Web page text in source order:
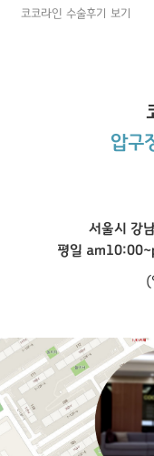
코코라인 수술후기 보기
압구
서울시 강
평일
(